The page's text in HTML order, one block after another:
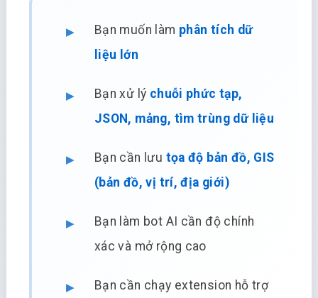
Bạn muốn làm phân tích dữ
liệu lớn
Bạn xử lý chuỗi phức tạp,
JSON, mảng, tìm trùng dữ liệu
Bạn cần lưu tọa độ bản đồ, GIS
(bản đồ, vị trí, địa giới)
Bạn làm bot AI cần độ chính
xác và mở rộng cao
Bạn cần chạy extension hỗ trợ